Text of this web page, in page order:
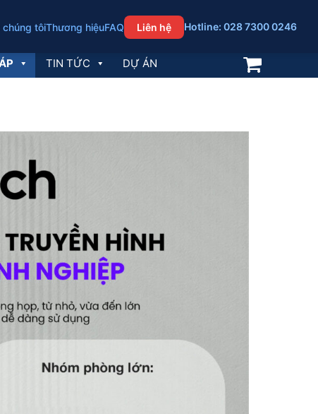
chúng tôiThương hiệuFAQ Liên hệ Hotline: 028 7300 0246
TIN TỨC DỰ ÁN